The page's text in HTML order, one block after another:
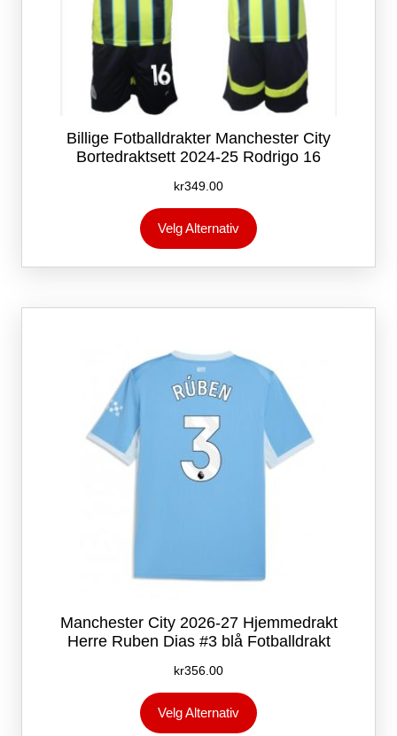
Billige Fotballdrakter Manchester City
Bortedraktsett 2024-25 Rodrigo 16
kr349.00
Velg Alternativ
produktet
flere
Alternativene
på
produktsiden
Manchester City 2026-27 Hjemmedrakt
Herre Ruben Dias #3 blå Fotballdrakt
kr356.00
Velg Alternativ
produktet